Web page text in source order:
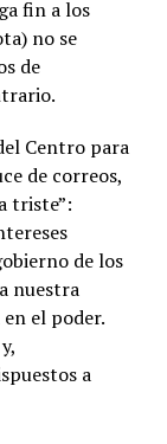
fin a los
no se
de
Centro para
de correos,
triste”:
de los
nuestra
el poder.
a